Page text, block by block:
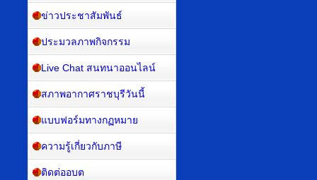
ข่าวประชาสัมพันธ์
ประมวลภาพกิจกรรม
Live Chat สนทนาออนไลน์
สภาพอากาศราชบุรีวันนี้
แบบฟอร์มทางกฏหมาย
ความรู้เกี่ยวกับภาษี
ติดต่ออบต